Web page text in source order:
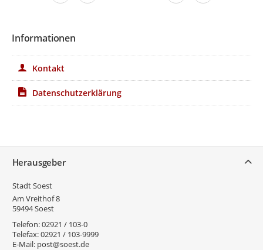
Informationen
Kontakt
Datenschutzerklärung
Herausgeber
Stadt Soest
Am Vreithof 8
59494Soest
Telefon:02921 / 103-0
Telefax:02921 / 103-9999
E-Mail: post@soest.de